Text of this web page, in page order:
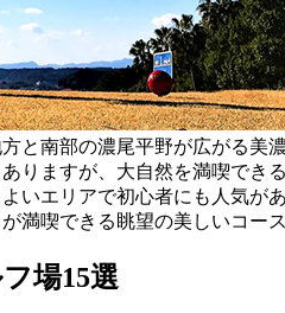
と南部の濃尾平野が広がる
りますが、大自然を満喫で
いエリアで初心者にも人気
満喫できる眺望の美しいコー
場15選